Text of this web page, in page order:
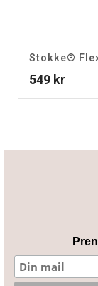
Stokke®
549 kr